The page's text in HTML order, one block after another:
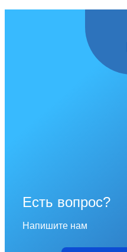
Есть вопрос?
Напишите нам